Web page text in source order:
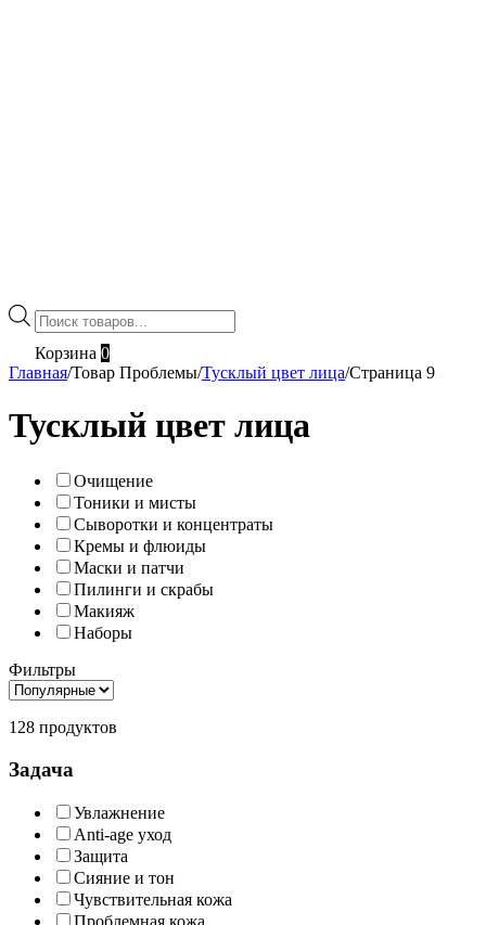
Поиск
товаров
Корзина 0
Главная/Товар Проблемы/Тусклый цвет лица/Страница 9
Тусклый цвет лица
Очищение
Тоники и мисты
Сыворотки и концентраты
Кремы и флюиды
Маски и патчи
Пилинги и скрабы
Макияж
Наборы
Фильтры
128 продуктов
Задача
Увлажнение
Anti-age уход
Защита
Сияние и тон
Чувствительная кожа